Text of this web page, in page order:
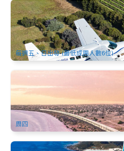
酒鄉細細品味 | 瑪格麗特河酒莊美
機前往 | 從珀斯Queen Street碼頭出
35 已預訂
AUD $1,171.00 $1,200.00
每週五、日出發 (最低成團人數6位)
印度太平洋火車(Indian Pacific)：
鐵路探險一票全包式鐵路遊體驗+豪
德出發(英文)
AUD $2,758.00 $2,790.00
周四